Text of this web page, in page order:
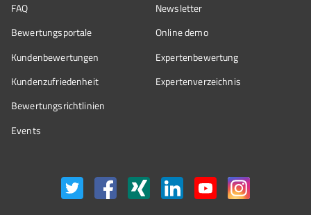
FAQ
Bewertungsportale
Kundenbewertungen
Kundenzufriedenheit
Bewertungs­richtlinien
Events
Newsletter
Online demo
Expertenbewertung
Expertenverzeichnis